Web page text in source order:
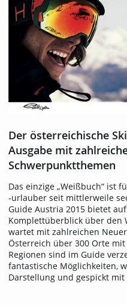
Der österreichische
Ausgabe mit
Schwerpunktthemen
Das einzige „Weißbuch“ ist
-urlauber seit mittlerweile
Guide Austria 2015 bietet
Komplettüberblick über den
wartet mit zahlreichen
Österreich über 300 Orte
Regionen sind im Guide
fantastische Möglichkeiten,
Darstellung und gespickt